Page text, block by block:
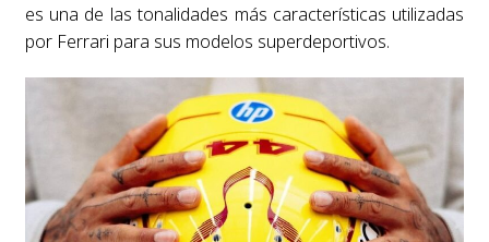
es una de las tonalidades más características utilizadas
por Ferrari para sus modelos superdeportivos.